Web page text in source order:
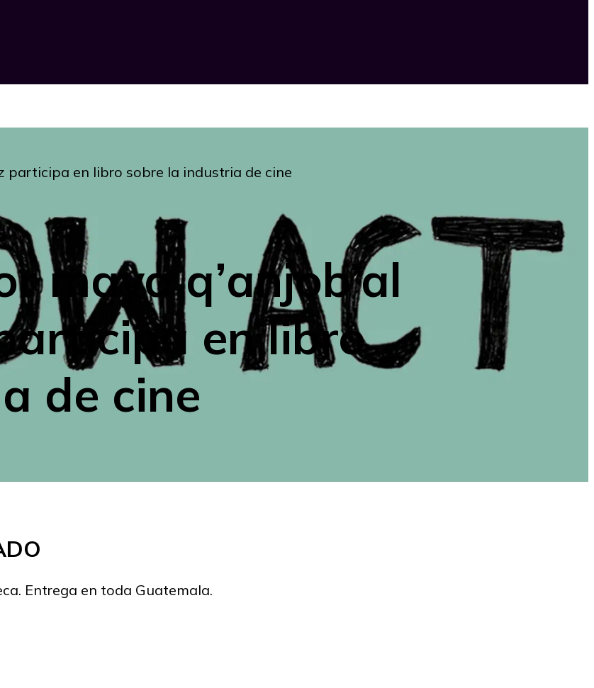
participa en libro sobre la industria de cine
maya q’anjob’al
en libro
de cine
Entrega en toda Guatemala.